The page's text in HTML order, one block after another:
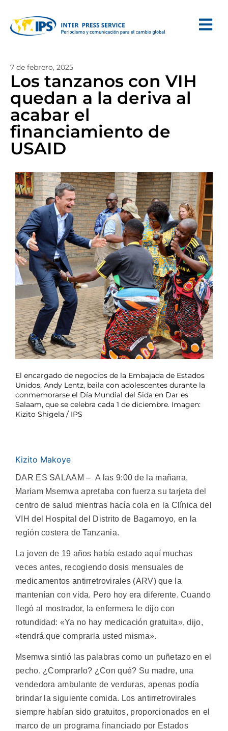
7 de febrero, 2025
Los tanzanos con VIH
quedan a la deriva al
acabar el
financiamiento de
USAID
El encargado de negocios de la Embajada de Estados
Unidos, Andy Lentz, baila con adolescentes durante la
conmemorarse el Día Mundial del Sida en Dar es
Salaam, que se celebra cada 1 de diciembre. Imagen:
Kizito Shigela / IPS
Kizito Makoye
DAR ES SALAAM – A las 9:00 de la mañana,
Mariam Msemwa apretaba con fuerza su tarjeta del
centro de salud mientras hacía cola en la Clínica del
VIH del Hospital del Distrito de Bagamoyo, en la
región costera de Tanzania.
La joven de 19 años había estado aquí muchas
veces antes, recogiendo dosis mensuales de
medicamentos antirretrovirales (ARV) que la
mantenían con vida. Pero hoy era diferente. Cuando
llegó al mostrador, la enfermera le dijo con
rotundidad: «Ya no hay medicación gratuita», dijo,
«tendrá que comprarla usted misma».
Msemwa sintió las palabras como un puñetazo en el
pecho. ¿Comprarlo? ¿Con qué? Su madre, una
vendedora ambulante de verduras, apenas podía
brindar la siguiente comida. Los antirretrovirales
siempre habían sido gratuitos, proporcionados en el
marco de un programa financiado por Estados